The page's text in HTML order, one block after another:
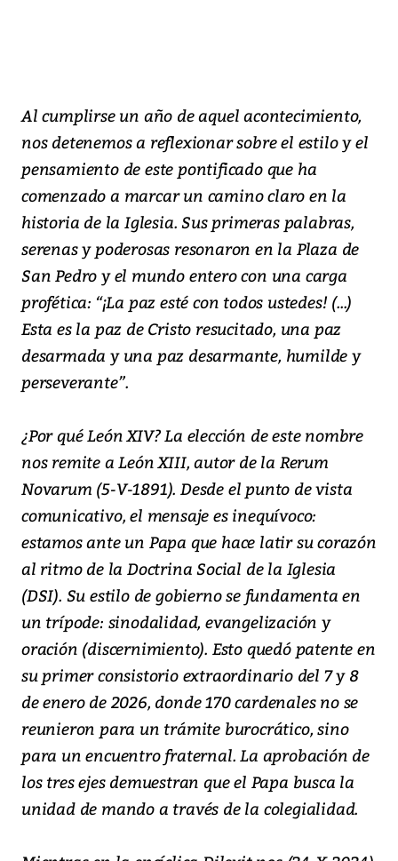
Al cumplirse un año de aquel acontecimiento,
nos detenemos a reflexionar sobre el estilo y el
pensamiento de este pontificado que ha
comenzado a marcar un camino claro en la
historia de la Iglesia. Sus primeras palabras,
serenas y poderosas resonaron en la Plaza de
San Pedro y el mundo entero con una carga
profética: “¡La paz esté con todos ustedes! (...)
Esta es la paz de Cristo resucitado, una paz
desarmada y una paz desarmante, humilde y
perseverante”.
¿Por qué León XIV? La elección de este nombre
nos remite a León XIII, autor de la Rerum
Novarum (5-V-1891). Desde el punto de vista
comunicativo, el mensaje es inequívoco:
estamos ante un Papa que hace latir su corazón
al ritmo de la Doctrina Social de la Iglesia
(DSI). Su estilo de gobierno se fundamenta en
un trípode: sinodalidad, evangelización y
oración (discernimiento). Esto quedó patente en
su primer consistorio extraordinario del 7 y 8
de enero de 2026, donde 170 cardenales no se
reunieron para un trámite burocrático, sino
para un encuentro fraternal. La aprobación de
los tres ejes demuestran que el Papa busca la
unidad de mando a través de la colegialidad.